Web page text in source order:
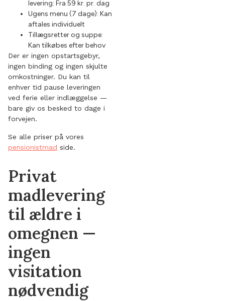
levering: Fra 59 kr. pr. dag
Ugens menu (7 dage): Kan
aftales individuelt
Tillægsretter og suppe:
Kan tilkøbes efter behov
Der er ingen opstartsgebyr,
ingen binding og ingen skjulte
omkostninger. Du kan til
enhver tid pause leveringen
ved ferie eller indlæggelse —
bare giv os besked to dage i
forvejen.
Se alle priser på vores
pensionistmad side.
Privat
madlevering
til ældre i
omegnen —
ingen
visitation
nødvendig